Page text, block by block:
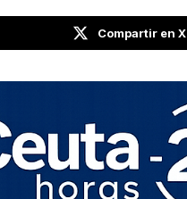
Compartir en X